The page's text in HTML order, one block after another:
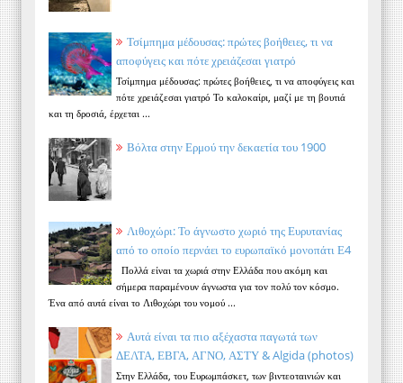
Τσίμπημα μέδουσας: πρώτες βοήθειες, τι να
αποφύγεις και πότε χρειάζεσαι γιατρό
Τσίμπημα μέδουσας: πρώτες βοήθειες, τι να αποφύγεις και
πότε χρειάζεσαι γιατρό Το καλοκαίρι, μαζί με τη βουτιά
και τη δροσιά, έρχεται ...
Βόλτα στην Ερμού την δεκαετία του 1900
Λιθοχώρι: Το άγνωστο χωριό της Ευρυτανίας
από το οποίο περνάει το ευρωπαϊκό μονοπάτι Ε4
Πολλά είναι τα χωριά στην Ελλάδα που ακόμη και
σήμερα παραμένουν άγνωστα για τον πολύ τον κόσμο.
Ένα από αυτά είναι το Λιθοχώρι του νομού ...
Αυτά είναι τα πιο αξέχαστα παγωτά των
ΔΕΛΤΑ, ΕΒΓΑ, ΑΓΝΟ, ΑΣΤΥ & Algida (photos)
Στην Ελλάδα, του Ευρωμπάσκετ, των βιντεοταινιών και